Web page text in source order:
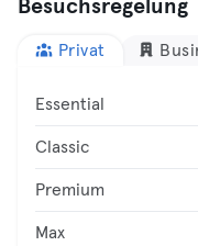
Besuchsregelung
Privat
Essential
Classic
Premium
Max